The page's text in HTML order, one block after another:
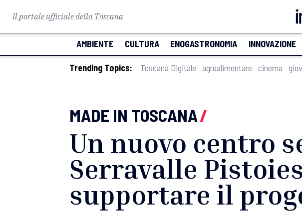
Il portale ufficiale della Toscana
AMBIENTE CULTURA ENOGASTRONOMIA INNOVAZIONE
Trending Topics: Toscana Digitale agroalimentare cinema
MADE IN TOSCANA/
Un nuovo centro
Serravalle
supportare il